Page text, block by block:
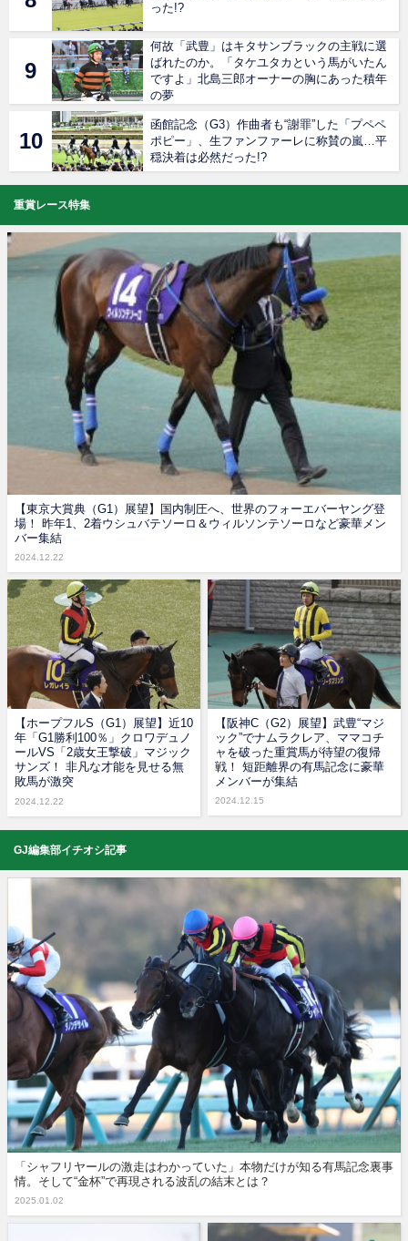
った!?
何故「武豊」はキタサンブラックの主戦に選
ばれたのか。「タケユタカという馬がいたん
ですよ」北島三郎オーナーの胸にあった積年
の夢
函館記念（G3）作曲者も“謝罪”した「プペペ
ポピー」、生ファンファーレに称賛の嵐…平
穏決着は必然だった!?
重賞レース特集
【東京大賞典（G1）展望】国内制圧へ、世界のフォーエバーヤング登
場！ 昨年1、2着ウシュバテソーロ＆ウィルソンテソーロなど豪華メン
バー集結
2024.12.22
【ホープフルS（G1）展望】近10
年「G1勝利100％」クロワデュノ
ールVS「2歳女王撃破」マジック
サンズ！ 非凡な才能を見せる無
敗馬が激突
2024.12.22
【阪神C（G2）展望】武豊“マジ
ック”でナムラクレア、ママコチ
ャを破った重賞馬が待望の復帰
戦！ 短距離界の有馬記念に豪華
メンバーが集結
2024.12.15
GJ編集部イチオシ記事
「シャフリヤールの激走はわかっていた」本物だけが知る有馬記念裏事
情。そして“金杯”で再現される波乱の結末とは？
2025.01.02